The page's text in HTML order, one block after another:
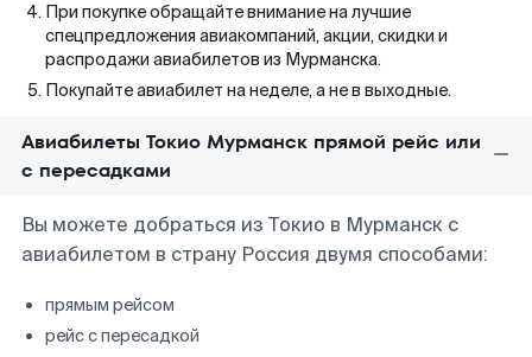
При покупке обращайте внимание на лучшие
спецпредложения авиакомпаний, акции, скидки и
распродажи авиабилетов из Мурманска.
Покупайте авиабилет на неделе, а не в выходные.
Авиабилеты Токио Мурманск прямой рейс или
с пересадками
Вы можете добраться из Токио в Мурманск с
авиабилетом в страну Россия двумя способами:
прямым рейсом
рейс с пересадкой